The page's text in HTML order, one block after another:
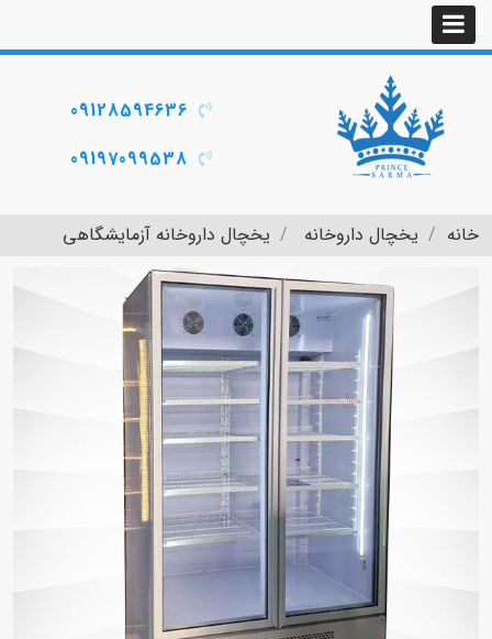
09128594636
09197099538
خانه یخچال داروخانه یخچال داروخانه آزمایشگاهی